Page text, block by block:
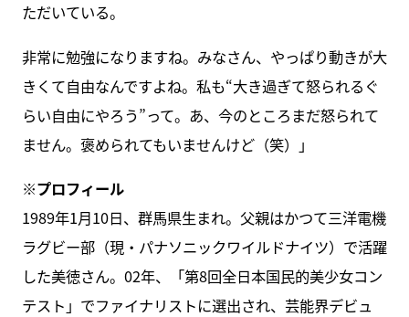
ただいている。
非常に勉強になりますね。みなさん、やっぱり動きが大
きくて自由なんですよね。私も“大き過ぎて怒られるぐ
らい自由にやろう”って。あ、今のところまだ怒られて
ません。褒められてもいませんけど（笑）」
※プロフィール
1989年1月10日、群馬県生まれ。父親はかつて三洋電機
ラグビー部（現・パナソニックワイルドナイツ）で活躍
した美徳さん。02年、「第8回全日本国民的美少女コン
テスト」でファイナリストに選出され、芸能界デビュ